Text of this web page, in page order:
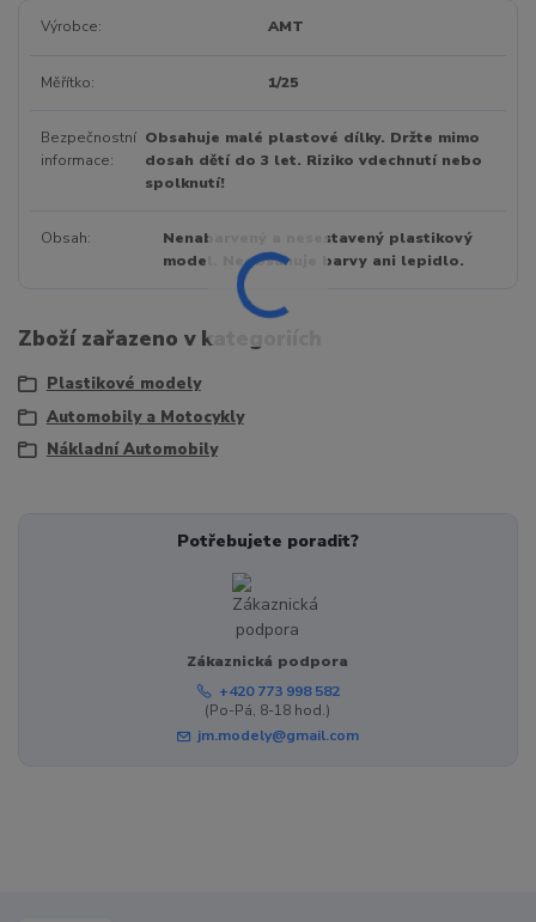
Výrobce AMT
Měřítko 1/25
Bezpečnostní
informace
Obsahuje malé plastové dílky. Držte mimo
dosah dětí do 3 let. Riziko vdechnutí nebo
spolknutí!
Obsah
Nenabarvený a nesestavený plastikový
model. Neobsahuje barvy ani lepidlo.
Zboží zařazeno v kategoriích
Plastikové modely
Automobily a Motocykly
Nákladní Automobily
Potřebujete poradit?
Zákaznická podpora
+420 773 998 582
(Po-Pá, 8-18 hod.)
jm.modely@gmail.com